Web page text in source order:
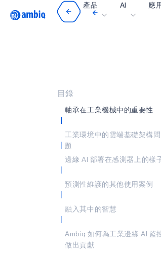
產品 AI 應
智
智
可穿
遊戲
目錄
軸承在工業機械中的重要性
工業環境中的雲端基礎架構問
題
邊緣 AI 部署在感測器上的樣
預測性維護的其他使用案例
融入其中的智慧
Ambiq 如何為工業邊緣 AI 監
做出貢獻
Video title